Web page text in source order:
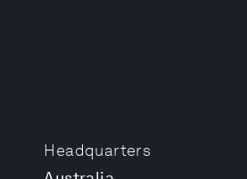
Headquarters